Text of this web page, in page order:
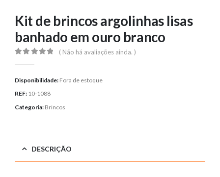
Kit de brincos argolinhas lisas
banhado em ouro branco
( Não há avaliações ainda. )
Disponibilidade: Fora de estoque
REF: 10-1088
Categoria: Brincos
DESCRIÇÃO